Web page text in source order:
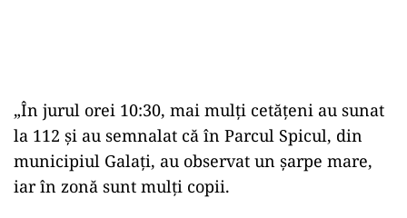
„În jurul orei 10:30, mai mulți cetățeni au sunat
la 112 și au semnalat că în Parcul Spicul, din
municipiul Galați, au observat un șarpe mare,
iar în zonă sunt mulți copii.